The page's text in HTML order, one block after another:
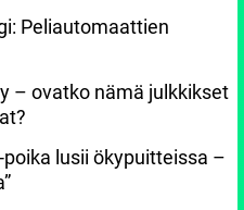
Peliautomaattien
– ovatko nämä julkkikset
lusii ökypuitteissa –